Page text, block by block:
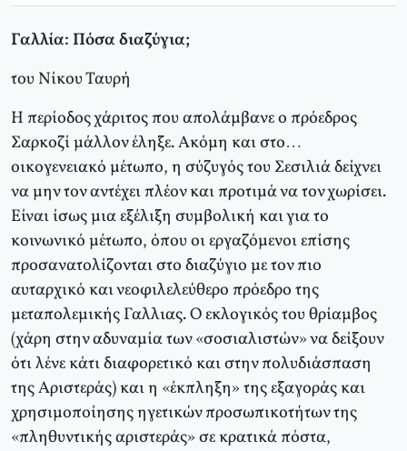
Γαλλία: Πόσα διαζύγια;
του Νίκου Ταυρή
Η περίοδος χάριτος που απολάμβανε ο πρόεδρος
Σαρκοζί μάλλον έληξε. Aκόμη και στο…
οικογενειακό μέτωπο, η σύζυγός του Σεσιλιά δείχνει
να μην τον αντέχει πλέον και προτιμά να τον χωρίσει.
Eίναι ίσως μια εξέλιξη συμβολική και για το
κοινωνικό μέτωπο, όπου οι εργαζόμενοι επίσης
προσανατολίζονται στο διαζύγιο με τον πιο
αυταρχικό και νεοφιλελεύθερο πρόεδρο της
μεταπολεμικής Γαλλιας. O εκλογικός του θρίαμβος
(χάρη στην αδυναμία των «σοσιαλιστών» να δείξουν
ότι λένε κάτι διαφορετικό και στην πολυδιάσπαση
της Aριστεράς) και η «έκπληξη» της εξαγοράς και
χρησιμοποίησης ηγετικών προσωπικοτήτων της
«πληθυντικής αριστεράς» σε κρατικά πόστα,